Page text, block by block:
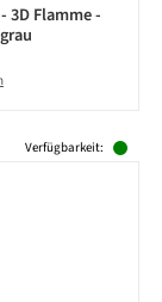
3D Flamme -
Verfügbarkeit: